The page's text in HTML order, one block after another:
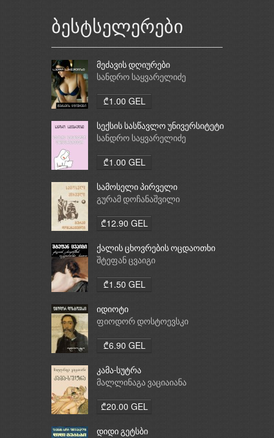
ბესტსელერები
მეძავის დღიურები
სანდრო საყვარელიძე
₾1.00 GEL
სექსის სასწავლო უნივერსიტეტი
სანდრო საყვარელიძე
₾1.00 GEL
სამოსელი პირველი
გურამ დოჩანაშვილი
₾12.90 GEL
ქალის ცხოვრების ოცდაოთხი
საათი
შტეფან ცვაიგი
₾1.50 GEL
იდიოტი
ფიოდორ დოსტოევსკი
₾6.90 GEL
კამა-სუტრა
მალლინაგა ვაციაიანა
₾20.00 GEL
დიდი გეტსბი